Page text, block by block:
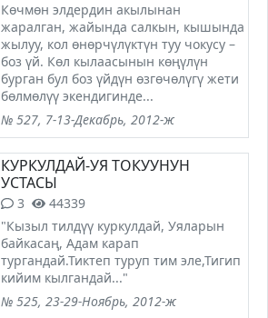
Көчмөн элдердин акылынан
жаралган, жайында салкын, кышында
жылуу, кол өнөрчүлүктүн туу чокусу –
боз үй. Көл кылаасынын көңүлүн
бурган бул боз үйдүн өзгөчөлүгү жети
бөлмөлүү экендигинде...
№ 527, 7-13-Декабрь, 2012-ж
КУРКУЛДАЙ-УЯ ТОКУУНУН
УСТАСЫ
3
44339
"Кызыл тилдүү куркулдай, Уяларын
байкасаң, Адам карап
тургандай.Тиктеп туруп тим эле,Тигип
кийим кылгандай..."
№ 525, 23-29-Ноябрь, 2012-ж